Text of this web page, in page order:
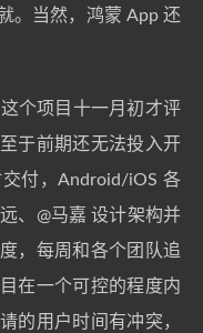
。当然，鸿蒙 App 还
个项目十一月初才评
于前期还无法投入开
付，Android/iOS 各
、 @马嘉 设计架构并
，每周和各个团队追
在一个可控的程度内
的用户时间有冲突，